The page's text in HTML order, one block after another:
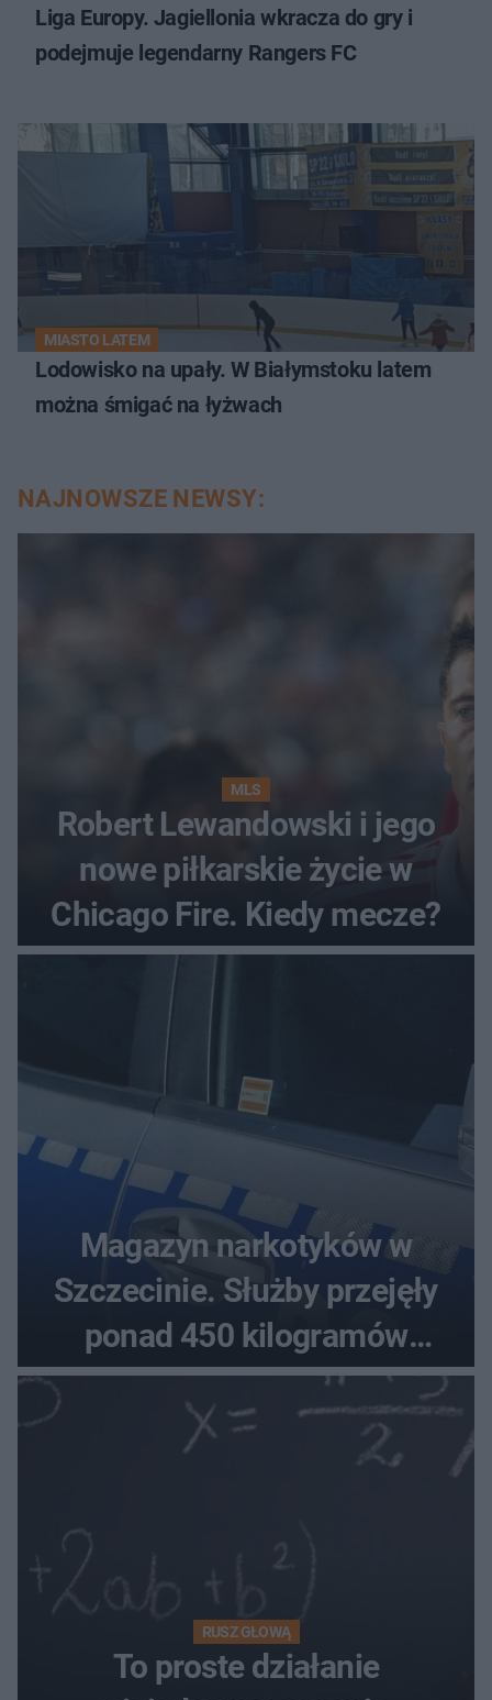
Liga Europy. Jagiellonia wkracza do gry i
podejmuje legendarny Rangers FC
MIASTO LATEM
Lodowisko na upały. W Białymstoku latem
można śmigać na łyżwach
NAJNOWSZE NEWSY:
MLS
Robert Lewandowski i jego
nowe piłkarskie życie w
Chicago Fire. Kiedy mecze?
Magazyn narkotyków w
Szczecinie. Służby przejęły
ponad 450 kilogramów
towaru
RUSZ GŁOWĄ
To proste działanie